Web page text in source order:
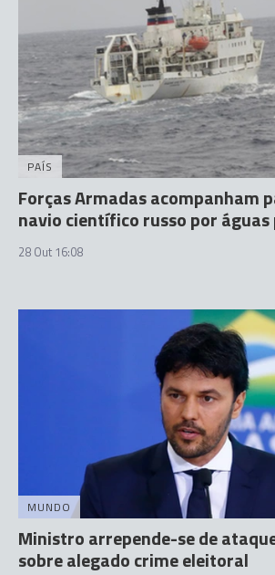
PAÍS
Forças Armadas acompanham
navio científico russo por
28 Out 16:08
MUNDO
Ministro arrepende-se de
sobre alegado crime eleitoral